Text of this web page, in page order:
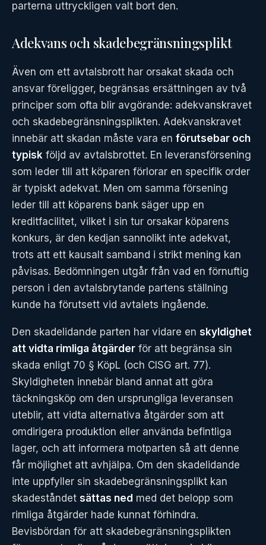
parterna uttryckligen valt bort den.
Adekvans och skadebegränsningsplikt
Även om ett avtalsbrott har orsakat skada och
ansvar föreligger, begränsas ersättningen av två
principer som ofta blir avgörande: adekvanskravet
och skadebegränsningsplikten. Adekvanskravet
innebär att skadan måste vara en förutsebar och
typisk följd av avtalsbrottet. En leveransförsening
som leder till att köparen förlorar en specifik order
är typiskt adekvat. Men om samma försening
leder till att köparens bank säger upp en
kreditfacilitet, vilket i sin tur orsakar köparens
konkurs, är den kedjan sannolikt inte adekvat,
trots att ett kausalt samband i strikt mening kan
påvisas. Bedömningen utgår från vad en förnuftig
person i den avtalsbrytande partens ställning
kunde ha förutsett vid avtalets ingående.
Den skadelidande parten har vidare en skyldighet
att vidta rimliga åtgärder för att begränsa sin
skada enligt 70 § KöpL (och CISG art. 77).
Skyldigheten innebär bland annat att göra
täckningsköp om den ursprungliga leveransen
uteblir, att vidta alternativa åtgärder som att
omdirigera produktion eller använda befintliga
lager, och att informera motparten så att denne
får möjlighet att avhjälpa. Om den skadelidande
inte uppfyller sin skadebegränsningsplikt kan
skadeståndet sättas ned med det belopp som
rimliga åtgärder hade kunnat förhindra.
Bevisbördan för att skadebegränsningsplikten